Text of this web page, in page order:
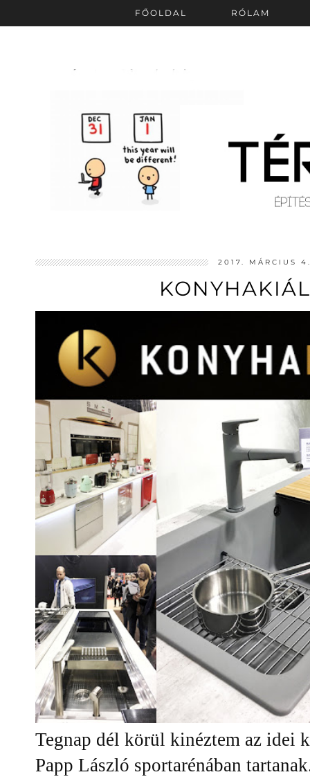
FŐOLDAL RÓLAM
2017. MÁRCIUS
Tegnap dél körül kinéztem az idei
Papp László sportarénában